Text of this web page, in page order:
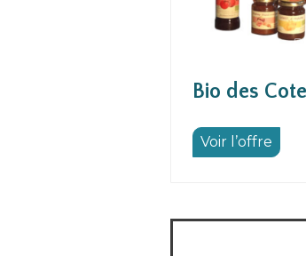
Bio des
Voir l’offre